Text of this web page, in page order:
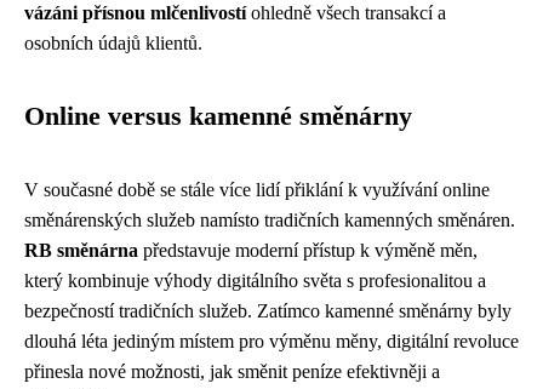
vázáni přísnou mlčenlivostíohledně všech transakcí a
osobních údajů klientů.
Online versus kamenné směnárny
V současné době se stále více lidí přiklání k využívání online
směnárenských služeb namísto tradičních kamenných směnáren.
RB směnárna představuje moderní přístup k výměně měn,
který kombinuje výhody digitálního světa s profesionalitou a
bezpečností tradičních služeb. Zatímco kamenné směnárny byly
dlouhá léta jediným místem pro výměnu měny, digitální revoluce
přinesla nové možnosti, jak směnit peníze efektivněji a